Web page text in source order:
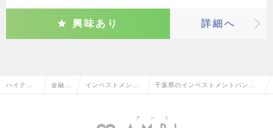
興味あり 詳細へ
ハイクラ 金融系 インベストメント 千葉県のインベストメントバンキ